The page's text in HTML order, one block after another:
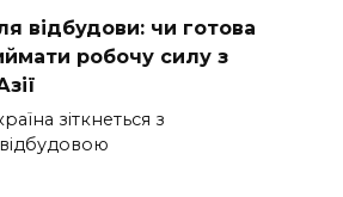
відбудови: чи готова
робочу силу з
зіткнеться з